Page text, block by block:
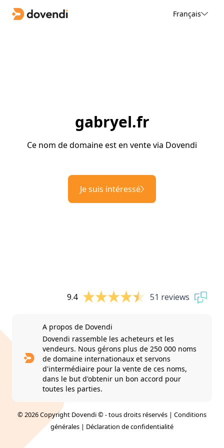
Français
gabryel.fr
Ce nom de domaine est en vente via Dovendi
Je suis intéressé
9.4 51 reviews
A propos de Dovendi
Dovendi rassemble les acheteurs et les
vendeurs. Nous gérons plus de 250 000 noms
de domaine internationaux et servons
d'intermédiaire pour la vente de ces noms,
dans le but d'obtenir un bon accord pour
toutes les parties.
© 2026 Copyright Dovendi © - tous droits réservés | Conditions
générales | Déclaration de confidentialité